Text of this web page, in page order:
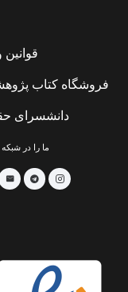
فروشگاه کتاب
دانشسرای
ما را در